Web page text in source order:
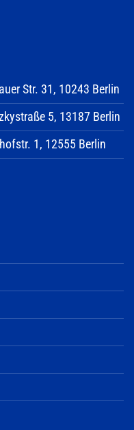
Str. 31, 10243 Berlin
5, 13187 Berlin
1, 12555 Berlin